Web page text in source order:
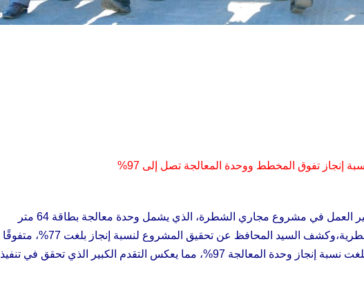
تفوق المخطط ووحدة المعالجة تصل إلى 97%
تفقد محافظ ذي قار السيد مرتضى الابراهيمي، سير العمل في مشروع مجاري الشطرة، الذي يشمل وحدة معالجة بطاقة 64 متر
مكعب، بالإضافة إلى شبكات الصرف الصحي والمطرية،وكشف السيد المحافظ عن تحقيق المشروع لنسبة إنجاز بلغت 77%، متفوقًا
على المخطط الذي كان محددًا بنسبة 75%، فيما بلغت نسبة إنجاز وحدة المعالجة 97%، مما يعكس التقدم الكبير الذي تحقق في تنفيذ